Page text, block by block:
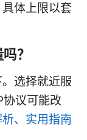
体上限以套
？
选择就近服
议可能改
、实用指南